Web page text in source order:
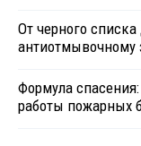
От черного
антиотмывочному
Формула
работы пожарных